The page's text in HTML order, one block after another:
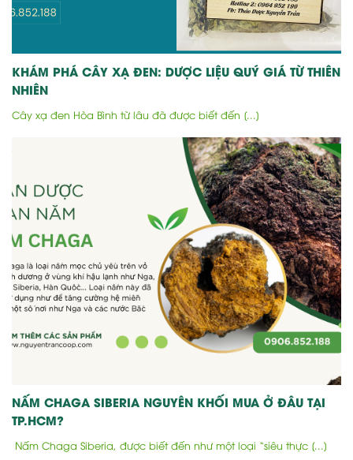
KHÁM PHÁ CÂY XẠ ĐEN: DƯỢC LIỆU QUÝ GIÁ TỪ THIÊN
NHIÊN
Cây xạ đen Hòa Bình từ lâu đã được biết đến [...]
NẤM CHAGA SIBERIA NGUYÊN KHỐI MUA Ở ĐÂU TẠI
TP.HCM?
Nấm Chaga Siberia, được biết đến như một loại “siêu thực [...]